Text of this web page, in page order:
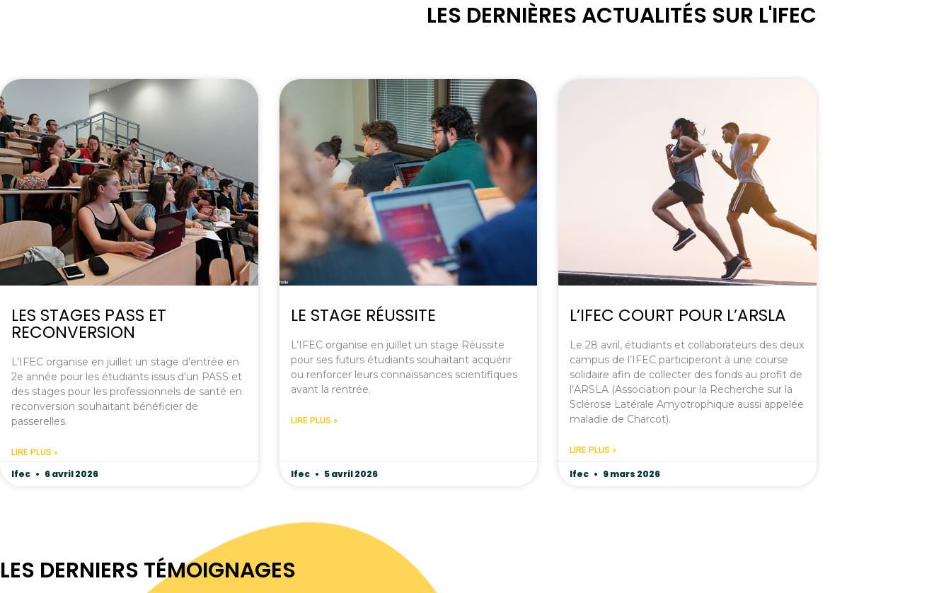
LES DERNIÈRES ACTUALITÉS SUR L'IFEC
LES STAGES PASS ET
RECONVERSION
L’IFEC organise en juillet un stage d’entrée en
2e année pour les étudiants issus d’un PASS et
des stages pour les professionnels de santé en
reconversion souhaitant bénéficier de
passerelles.
LIRE PLUS »
Ifec 6 avril 2026
LE STAGE RÉUSSITE
L’IFEC organise en juillet un stage Réussite
pour ses futurs étudiants souhaitant acquérir
ou renforcer leurs connaissances scientifiques
avant la rentrée.
LIRE PLUS »
Ifec 5 avril 2026
L’IFEC COURT POUR L’ARSLA
Le 28 avril, étudiants et collaborateurs des deux
campus de l’IFEC participeront à une course
solidaire afin de collecter des fonds au profit de
l’ARSLA (Association pour la Recherche sur la
Sclérose Latérale Amyotrophique aussi appelée
maladie de Charcot).
LIRE PLUS »
Ifec 9 mars 2026
LES DERNIERS TÉMOIGNAGES